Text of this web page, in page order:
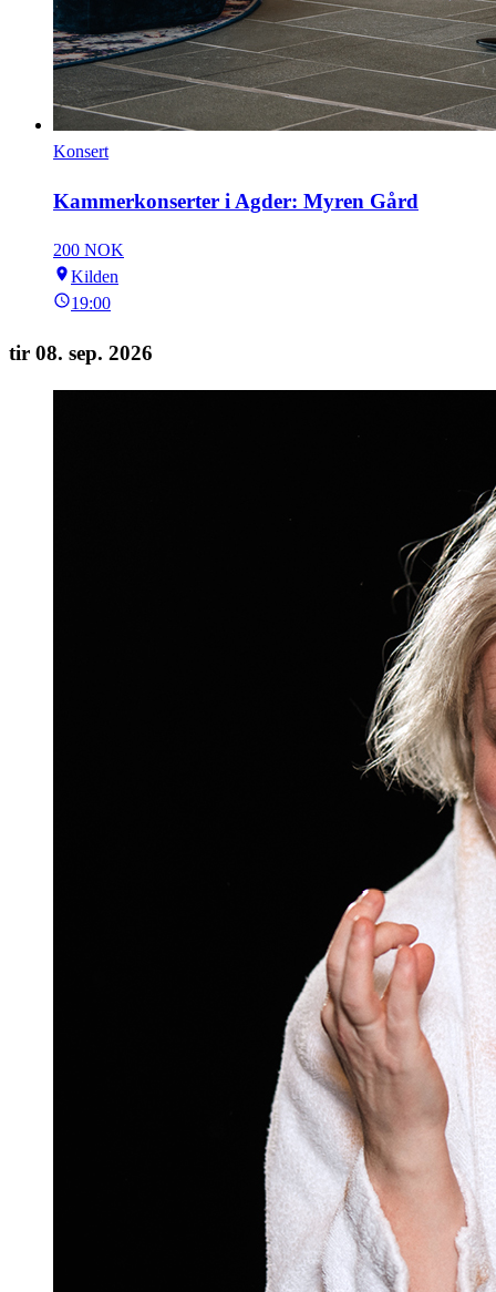
Konsert
Kammerkonserter i Agder: Myren Gård
200 NOK
Kilden
19:00
tir 08. sep. 2026